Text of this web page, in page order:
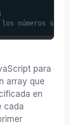
;
números son
para
array que
en
cada